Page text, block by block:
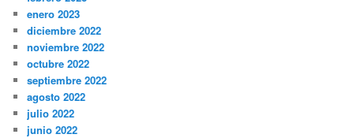
enero 2023
diciembre 2022
noviembre 2022
octubre 2022
septiembre 2022
agosto 2022
julio 2022
junio 2022